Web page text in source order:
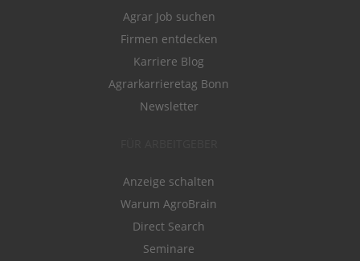
Agrar Job suchen
Firmen entdecken
Karriere Blog
Agrarkarrieretag Bonn
Newsletter
Anzeige schalten
Warum AgroBrain
Direct Search
Seminare